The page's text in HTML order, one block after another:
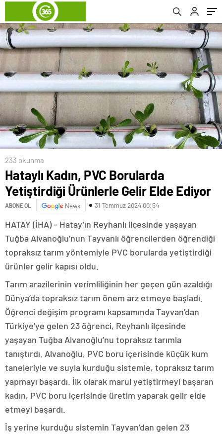
233 okunma
Hataylı Kadın, PVC Borularda
Yetiştirdiği Ürünlerle Gelir Elde Ediyor
ABONE OL News 31 Temmuz 2024 00:54
HATAY (İHA) – Hatay’ın Reyhanlı ilçesinde yaşayan
Tuğba Alvanoğlu’nun Tayvanlı öğrencilerden öğrendiği
topraksız tarım yöntemiyle PVC borularda yetiştirdiği
ürünler gelir kapısı oldu.
Tarım arazilerinin verimliliğinin her geçen gün azaldığı
Dünya’da topraksız tarım önem arz etmeye başladı.
Öğrenci değişim programı kapsamında Tayvan’dan
Türkiye’ye gelen 23 öğrenci, Reyhanlı ilçesinde
yaşayan Tuğba Alvanoğlu’nu topraksız tarımla
tanıştırdı. Alvanoğlu, PVC boru içerisinde küçük kum
taneleriyle ve suyla kurduğu sistemle, topraksız tarım
yapmayı başardı. İlk olarak marul yetiştirmeyi başaran
kadın, PVC boru içerisinde üretim yaparak gelir elde
etmeyi başardı.
İş yerine kurduğu sistemin Tayvan’dan gelen 23